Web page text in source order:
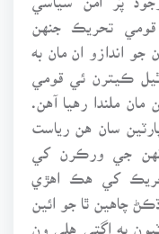
تحريڪ جنهن
اندازو ان مان به
ڪيترن ئي قومي
ملندا رهيا آهن.
سان هن رياست
جي ورڪرن کي
کي هڪ اهڙي
چاهين ٿا جو ائين
به اڳتي هلي ون